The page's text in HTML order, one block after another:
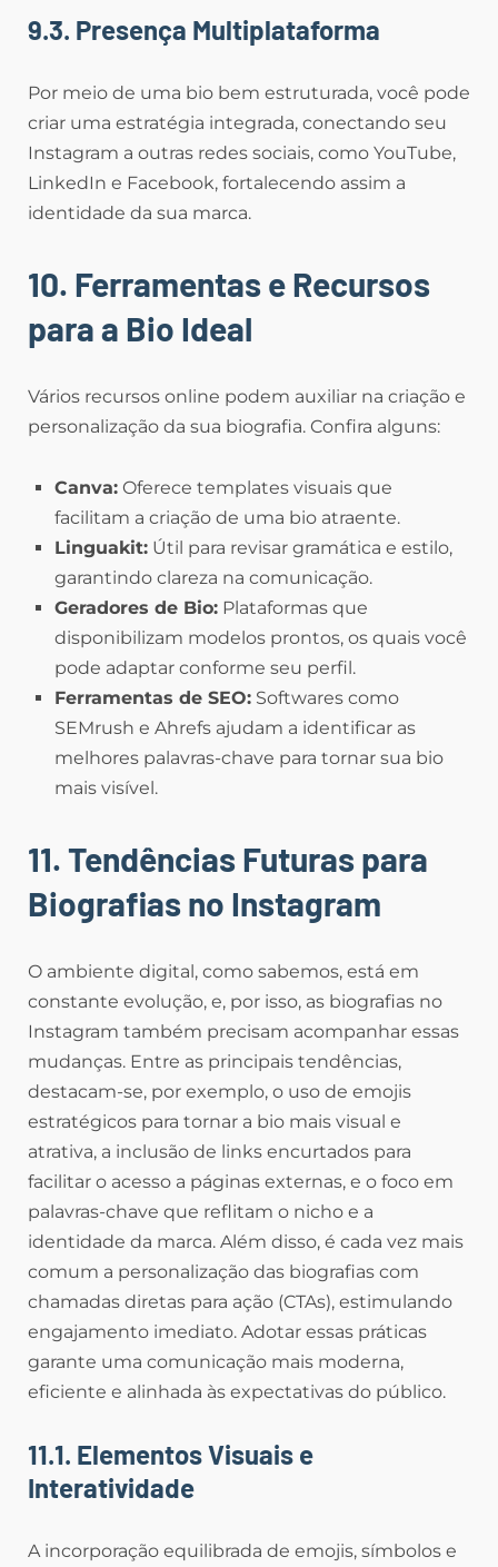
9.3. Presença Multiplataforma
Por meio de uma bio bem estruturada, você pode
criar uma estratégia integrada, conectando seu
Instagram a outras redes sociais, como YouTube,
LinkedIn e Facebook, fortalecendo assim a
identidade da sua marca.
10. Ferramentas e Recursos
para a Bio Ideal
Vários recursos online podem auxiliar na criação e
personalização da sua biografia. Confira alguns:
Canva: Oferece templates visuais que
facilitam a criação de uma bio atraente.
Linguakit: Útil para revisar gramática e estilo,
garantindo clareza na comunicação.
Geradores de Bio: Plataformas que
disponibilizam modelos prontos, os quais você
pode adaptar conforme seu perfil.
Ferramentas de SEO: Softwares como
SEMrush e Ahrefs ajudam a identificar as
melhores palavras-chave para tornar sua bio
mais visível.
11. Tendências Futuras para
Biografias no Instagram
O ambiente digital, como sabemos, está em
constante evolução, e, por isso, as biografias no
Instagram também precisam acompanhar essas
mudanças. Entre as principais tendências,
destacam-se, por exemplo, o uso de emojis
estratégicos para tornar a bio mais visual e
atrativa, a inclusão de links encurtados para
facilitar o acesso a páginas externas, e o foco em
palavras-chave que reflitam o nicho e a
identidade da marca. Além disso, é cada vez mais
comum a personalização das biografias com
chamadas diretas para ação (CTAs), estimulando
engajamento imediato. Adotar essas práticas
garante uma comunicação mais moderna,
eficiente e alinhada às expectativas do público.
11.1. Elementos Visuais e
Interatividade
A incorporação equilibrada de emojis, símbolos e